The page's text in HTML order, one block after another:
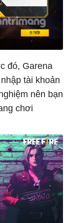
đó, Garena
tài khoản
nên bạn
chơi